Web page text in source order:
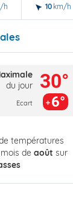
h 10 km/h
du jour
Ecart
30°
6°
températures
de août sur